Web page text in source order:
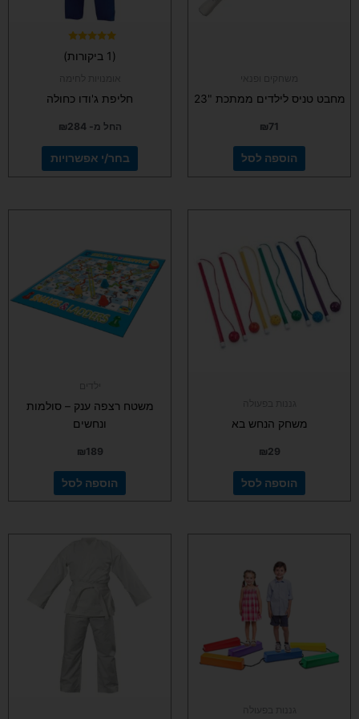
מחבט טניס לילדים ממתכת "23
₪71
הוספה לסל
5.00
(1 ביקורות)
חליפת ג'ודו כחולה
החל מ- ₪284
בחר/י אפשרויות
משחק הנחש בא
₪29
הוספה לסל
משטח רצפה ענק – סולמות
ונחשים
₪189
הוספה לסל